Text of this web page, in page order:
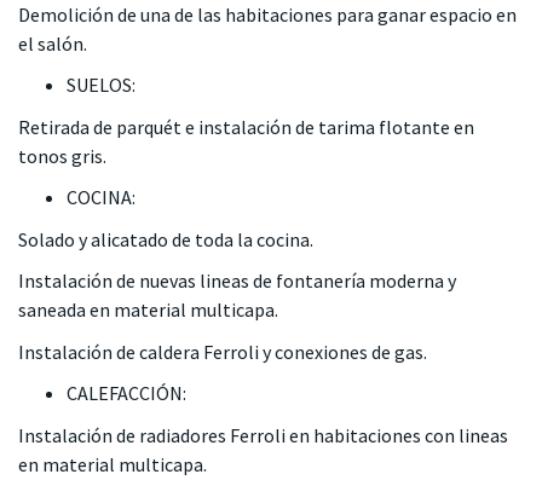
Demolición de una de las habitaciones para ganar espacio en
el salón.
SUELOS:
Retirada de parquét e instalación de tarima flotante en
tonos gris.
COCINA:
Solado y alicatado de toda la cocina.
Instalación de nuevas lineas de fontanería moderna y
saneada en material multicapa.
Instalación de caldera Ferroli y conexiones de gas.
CALEFACCIÓN:
Instalación de radiadores Ferroli en habitaciones con lineas
en material multicapa.